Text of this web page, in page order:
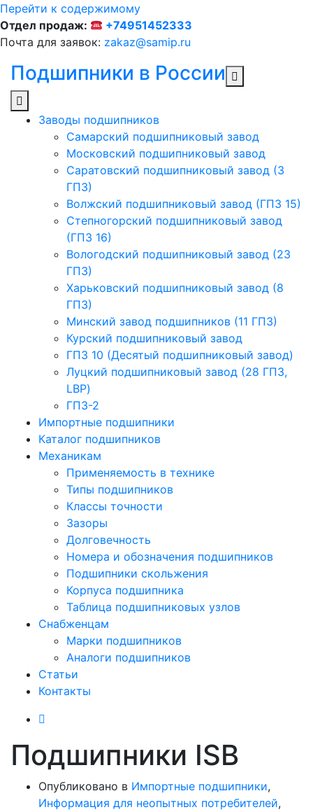
Перейти к содержимому
Отдел продаж:
+74951452333
Почта для заявок: zakaz@samip.ru
Подшипники в России
Заводы подшипников
Cамарский подшипниковый завод
Московский подшипниковый завод
Саратовский подшипниковый завод (3
ГПЗ)
Волжский подшипниковый завод (ГПЗ 15)
Степногорский подшипниковый завод
(ГПЗ 16)
Вологодский подшипниковый завод (23
ГПЗ)
Харьковский подшипниковый завод (8
ГПЗ)
Минский завод подшипников (11 ГПЗ)
Курский подшипниковый завод
ГПЗ 10 (Десятый подшипниковый завод)
Луцкий подшипниковый завод (28 ГПЗ,
LBP)
ГПЗ-2
Импортные подшипники
Каталог подшипников
Механикам
Применяемость в технике
Типы подшипников
Классы точности
Зазоры
Долговечность
Номера и обозначения подшипников
Подшипники скольжения
Корпуса подшипника
Таблица подшипниковых узлов
Снабженцам
Марки подшипников
Аналоги подшипников
Статьи
Контакты
Подшипники ISB
Опубликовано в Импортные подшипники,
Информация для неопытных потребителей,